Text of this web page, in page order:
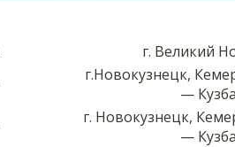
г. Великий
г.Новокузнецк,
—
г. Новокузнецк,
—